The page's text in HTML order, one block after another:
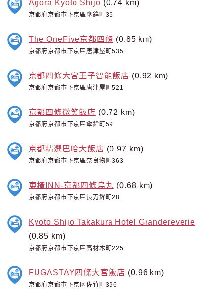
Agora Kyoto Shijo (0.74 km)
京都府京都市下京區傘鉾町36
The OneFive京都四條 (0.85 km)
京都府京都市下京區唐津屋町535
京都四條大宮王子智能飯店 (0.92 km)
京都府京都市下京區唐津屋町521
京都四條微笑飯店 (0.72 km)
京都府京都市下京區傘鉾町59
京都精選巴哈大飯店 (0.97 km)
京都府京都市下京區奈良物町363
東橫INN-京都四條烏丸 (0.68 km)
京都府京都市下京區長刀鉾町28
Kyoto Shijo Takakura Hotel Grandereverie
(0.85 km)
京都府京都市下京區高材木町225
FUGASTAY四條大宮飯店 (0.96 km)
京都府京都市下京区佐竹町396